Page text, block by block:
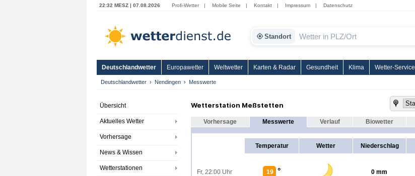
22:32 MESZ | 07.08.2026 Profi-Wetter | Mobile Seite | Kontakt | Impressum | Datenschutz
Standort
Deutschlandwetter Europawetter Weltwetter Karten & Radar Gesundheit Klima Wetter-Service
Deutschlandwetter Nendingen Messwerte
Übersicht
Aktuelles Wetter
Vorhersage
News & Wissen
Wetterstationen
Wetterstation Meßstetten
Vorhersage Messwerte Verlauf Biowetter
Temperatur Wetter Niederschlag
Fr, 22:00 Uhr 19 ° 0 mm